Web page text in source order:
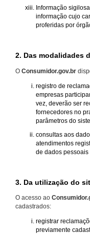
Informação
informação cujo
proferidas por
2. Das modalidades
O Consumidor.gov.br
registro de
empresas
vez, deverão ser
fornecedores no
parâmetros do
consultas aos
atendimentos
de dados pessoais
3. Da utilização do
O acesso ao
cadastrados:
registrar
previamente